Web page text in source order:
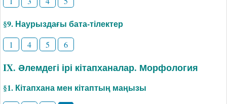
§9. Наурыздағы бата-тілектер
1 4 5 6
IX. Әлемдегі ірі кітапханалар. Морфология
§1. Кітапхана мен кітаптың маңызы